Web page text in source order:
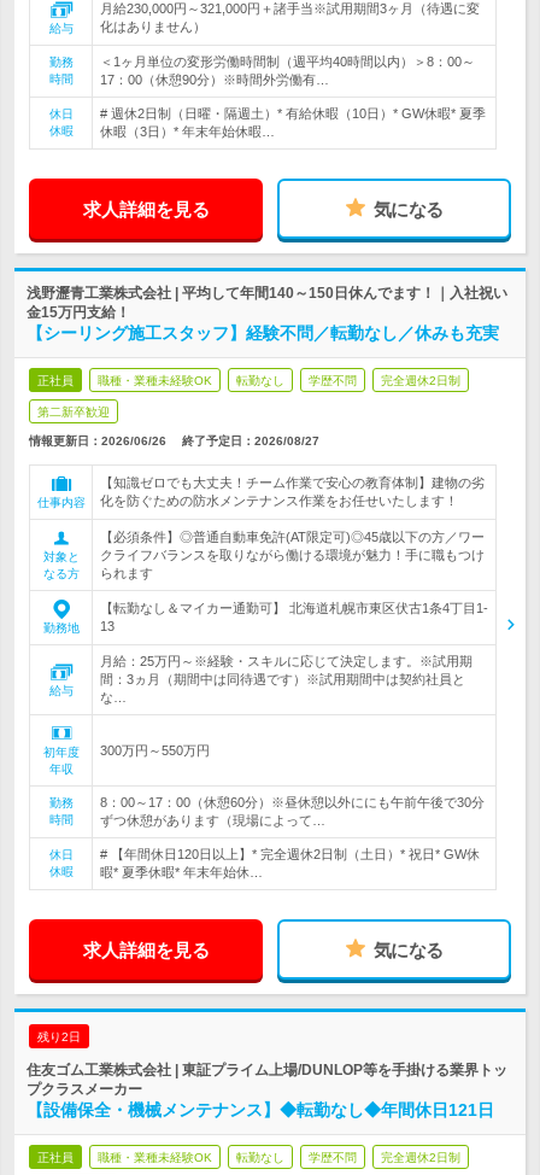
給与
月給230,000円～321,000円＋諸手当※試用期間3ヶ月（待遇に変
化はありません）
勤務
時間
＜1ヶ月単位の変形労働時間制（週平均40時間以内）＞8：00～
17：00（休憩90分）※時間外労働有…
休日
休暇
# 週休2日制（日曜・隔週土）* 有給休暇（10日）* GW休暇* 夏季
休暇（3日）* 年末年始休暇…
求人詳細を見る 気になる
浅野瀝青工業株式会社 | 平均して年間140～150日休んでます！｜入社祝い
金15万円支給！
【シーリング施工スタッフ】経験不問／転勤なし／休みも充実
正社員 職種・業種未経験OK 転勤なし 学歴不問 完全週休2日制
第二新卒歓迎
情報更新日：2026/06/26 終了予定日： 2026/08/27
仕事内容
【知識ゼロでも大丈夫！チーム作業で安心の教育体制】建物の劣
化を防ぐための防水メンテナンス作業をお任せいたします！
対象と
なる方
【必須条件】◎普通自動車免許(AT限定可)◎45歳以下の方／ワー
クライフバランスを取りながら働ける環境が魅力！手に職もつけ
られます
勤務地
【転勤なし＆マイカー通勤可】 北海道札幌市東区伏古1条4丁目1-
13
給与
月給：25万円～※経験・スキルに応じて決定します。※試用期
間：3ヵ月（期間中は同待遇です）※試用期間中は契約社員と
な…
初年度
年収
300万円～550万円
勤務
時間
8：00～17：00（休憩60分）※昼休憩以外ににも午前午後で30分
ずつ休憩があります（現場によって…
休日
休暇
# 【年間休日120日以上】* 完全週休2日制（土日）* 祝日* GW休
暇* 夏季休暇* 年末年始休…
求人詳細を見る 気になる
残り2日
住友ゴム工業株式会社 | 東証プライム上場/DUNLOP等を手掛ける業界トッ
プクラスメーカー
【設備保全・機械メンテナンス】◆転勤なし◆年間休日121日
正社員 職種・業種未経験OK 転勤なし 学歴不問 完全週休2日制